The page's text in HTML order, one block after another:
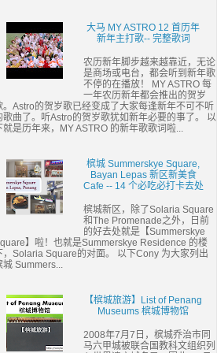
大马 MY ASTRO 12 首历年
新年主打歌-- 完整歌词
农历新年脚步越来越靠近，无论
是商场或电台，都会听到新年歌
不停的在播放！ MY ASTRO 每
一年农历新年都会推出的贺岁
。Astro的贺岁歌已经变成了大家每逢新年不可不听
歌曲了。听Astro的贺岁歌犹如新年必要的事了。 以
就是历年来，MY ASTRO 的新年歌歌词啦...
槟城 Summerskye Square,
Bayan Lepas 新区新美食
Cafe -- 14 个必吃必打卡去处
槟城新区，除了Solaria Square
和The Promenade之外，日前
的好去处就是【Summerskye
】啦！也就是Summerskye Residence 的楼
，Solaria Square的对面。 以下Cony 为大家列出
城 Summers...
【槟城旅游】List of Penang
Museums 槟城博物馆
2008年7月7日，槟城乔治市同
马六甲城被联合国教科文组织列